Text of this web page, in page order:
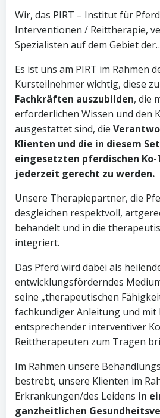
Wir, das PIRT – Institut für
Interventionen / Reittherapie,
Spezialisten auf dem Gebiet
Es ist uns am PIRT im Rahmen
Kursteilnehmer wichtig, diese zu
Fachkräften auszubilden, die
erforderlichen Wissen und den
ausgestattet sind, die
Klienten und die in diesem
eingesetzten pferdischen
jederzeit gerecht zu werden.
Unsere Therapiepartner, die
desgleichen respektvoll,
behandelt und in die
integriert.
Das Pferd wird dabei als
entwicklungsförderndes
seine „therapeutischen
fachkundiger Anleitung und mit
entsprechender interventiver
Reittherapeuten zum Tragen
Im Rahmen unsere
bestrebt, unsere Klienten im
Erkrankungen/des Leidens in
ganzheitlichen